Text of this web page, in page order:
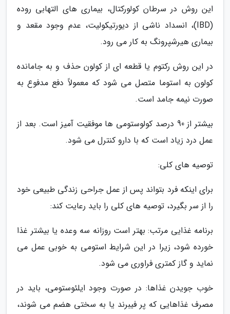
این روش در سرطان کولورکتال، بیماری های التهابی روده
(IBD)، انسداد ناشی از دیورتیکولیت، عدم وجود مقعد و
بیماری هیرشپرونگ به کار می رود.
در این روش رکتوم یا قطعه ای از کولون حذف و به جامانده
کولون به استوما متصل می شود که معمولاً دفع مدفوع به
صورت نیمه جامد است.
بیشتر از 90 درصد کولوستومی ها موفقیت آمیز است. بعد از
عمل درد زیاد است که با دارو کنترل می شود.
توصیه های کلی:
برای اینکه فرد بتواند پس از عمل جراحی زندگی طبیعی خود
را از سر بگیرد، توصیه های کلی را باید رعایت کند:
برنامه غذایی مرتب: بهتر است روزانه سه وعده یا بیشتر غذا
خورده شود، زیرا در این شرایط استومی به خوبی عمل می
نماید و گاز کمتری فراوری می شود.
خوب جویدن غذاها: در صورت وجود ایلئوستومی، باید در
مصرف غذاهایی که پر فیبرند یا به سختی هضم می شوند،